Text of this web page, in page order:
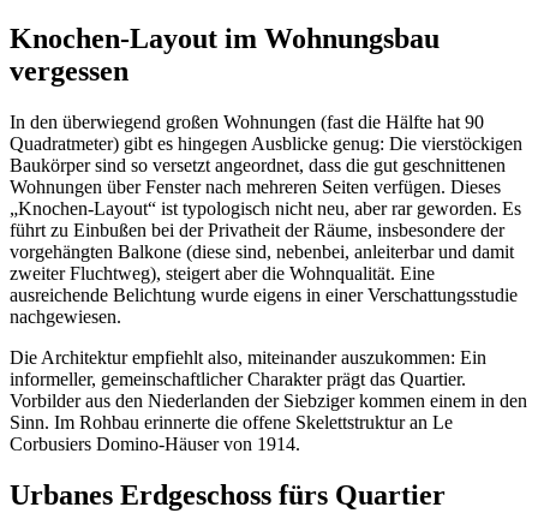
Knochen-Layout im Wohnungsbau
vergessen
In den überwiegend großen Wohnungen (fast die Hälfte hat 90
Quadratmeter) gibt es hingegen Ausblicke genug: Die vierstöckigen
Baukörper sind so versetzt angeordnet, dass die gut geschnittenen
Wohnungen über Fenster nach mehreren Seiten verfügen. Dieses
„Knochen-Layout“ ist typologisch nicht neu, aber rar geworden. Es
führt zu Einbußen bei der Privatheit der Räume, insbesondere der
vorgehängten Balkone (diese sind, nebenbei, anleiterbar und damit
zweiter Fluchtweg), steigert aber die Wohnqualität. Eine
ausreichende Belichtung wurde eigens in einer Verschattungsstudie
nachgewiesen.
Die Architektur empfiehlt also, miteinander auszukommen: Ein
informeller, gemeinschaftlicher Charakter prägt das Quartier.
Vorbilder aus den Niederlanden der Siebziger kommen einem in den
Sinn. Im Rohbau erinnerte die offene Skelettstruktur an Le
Corbusiers Domino-Häuser von 1914.
Urbanes Erdgeschoss fürs Quartier